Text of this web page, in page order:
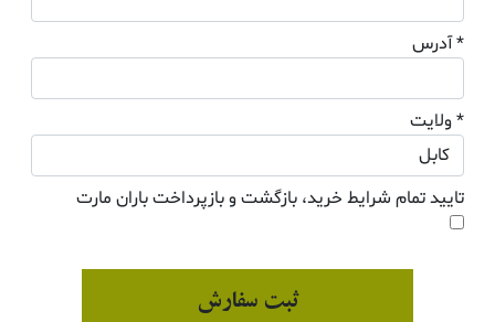
* آدرس
* ولایت
تایید تمام شرایط خرید، بازگشت و بازپرداخت باران مارت
ثبت سفارش